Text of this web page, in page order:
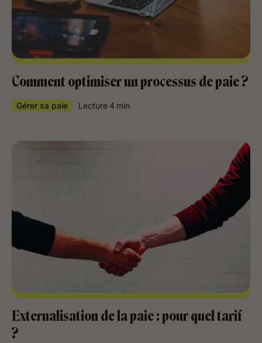
Comment optimiser un processus de paie ?
Gérer sa paie Lecture 4 min
Externalisation de la paie : pour quel tarif
?